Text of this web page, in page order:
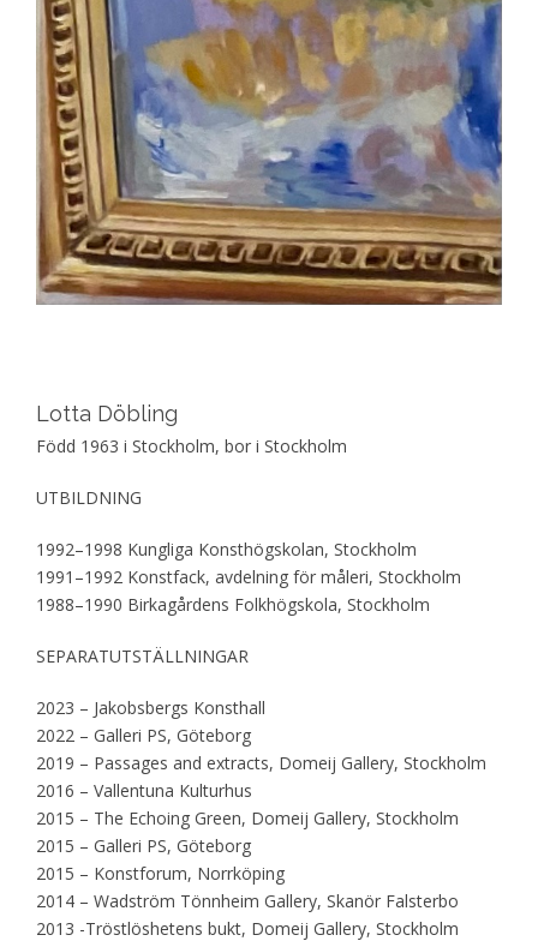
Lotta Döbling
Född 1963 i Stockholm, bor i Stockholm
UTBILDNING
1992–1998 Kungliga Konsthögskolan, Stockholm
1991–1992 Konstfack, avdelning för måleri, Stockholm
1988–1990 Birkagårdens Folkhögskola, Stockholm
SEPARATUTSTÄLLNINGAR
2023 – Jakobsbergs Konsthall
2022 – Galleri PS, Göteborg
2019 – Passages and extracts, Domeij Gallery, Stockholm
2016 – Vallentuna Kulturhus
2015 – The Echoing Green, Domeij Gallery, Stockholm
2015 – Galleri PS, Göteborg
2015 – Konstforum, Norrköping
2014 – Wadström Tönnheim Gallery, Skanör Falsterbo
2013 -Tröstlöshetens bukt, Domeij Gallery, Stockholm